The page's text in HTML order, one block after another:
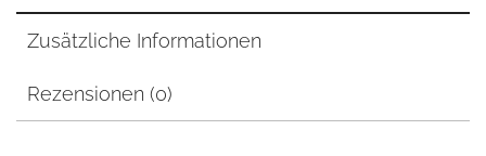
Zusätzliche Informationen
Rezensionen (0)